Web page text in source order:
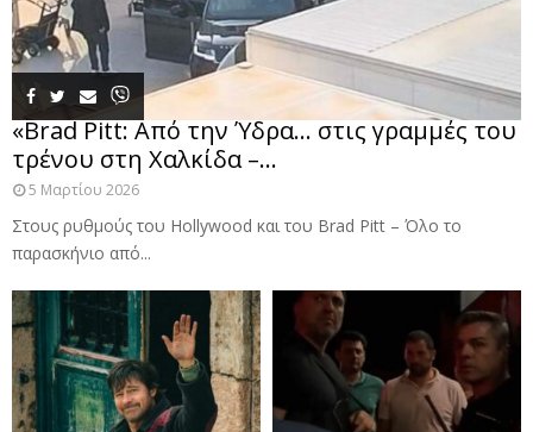
«Brad Pitt: Από την Ύδρα… στις γραμμές του
τρένου στη Χαλκίδα –...
5 Μαρτίου 2026
Στους ρυθμούς του Hollywood και του Brad Pitt – Όλο το
παρασκήνιο από...